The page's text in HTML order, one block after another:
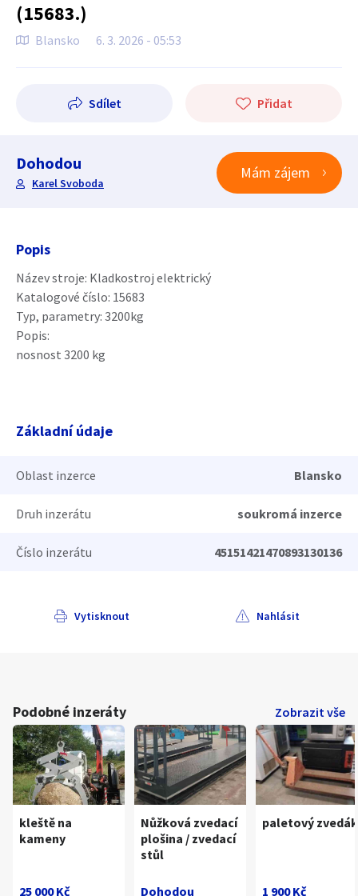
(15683.)
Blansko 6. 3. 2026 - 05:53
Sdílet Přidat
Dohodou
Karel Svoboda
Mám zájem
Popis
Název stroje: Kladkostroj elektrický
Katalogové číslo: 15683
Typ, parametry: 3200kg
Popis:
nosnost 3200 kg
Základní údaje
Oblast inzerce Blansko
Druh inzerátu soukromá inzerce
Číslo inzerátu 45151421470893130136
Vytisknout Nahlásit
Podobné inzeráty Zobrazit vše
kleště na
kameny
25 000 Kč
Nůžková zvedací
plošina / zvedací
stůl
Dohodou
paletový zvedák
1 900 Kč